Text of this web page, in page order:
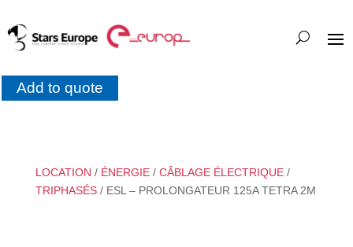
Add to quote
LOCATION / ÉNERGIE/ CÂBLAGE ÉLECTRIQUE/
TRIPHASÉS/ ESL – PROLONGATEUR 125A TETRA 2M